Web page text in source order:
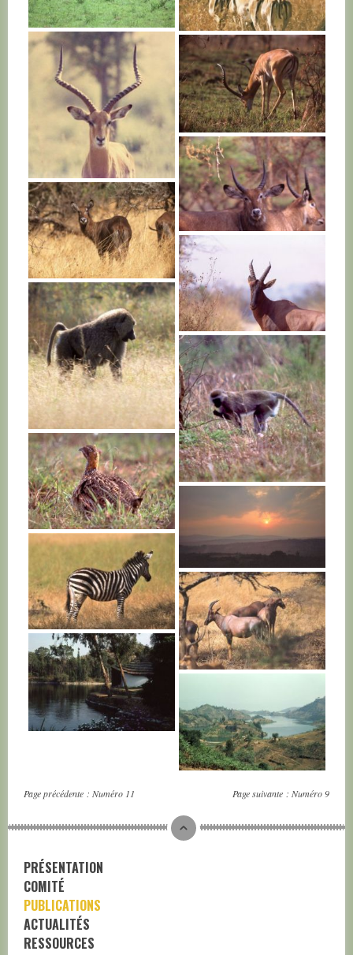
RWANDA RWANDA
RWANDA
RWANDA
RWANDA
RWANDA
RWANDA
RWANDA
RWANDA
RWANDA
RWANDA
Page précédente : Numéro 11 Page suivante : Numéro 9
PRÉSENTATION
COMITÉ
PUBLICATIONS
ACTUALITÉS
RESSOURCES